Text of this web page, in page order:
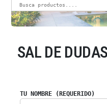
SAL DE
TU NOMBRE (REQUERIDO)